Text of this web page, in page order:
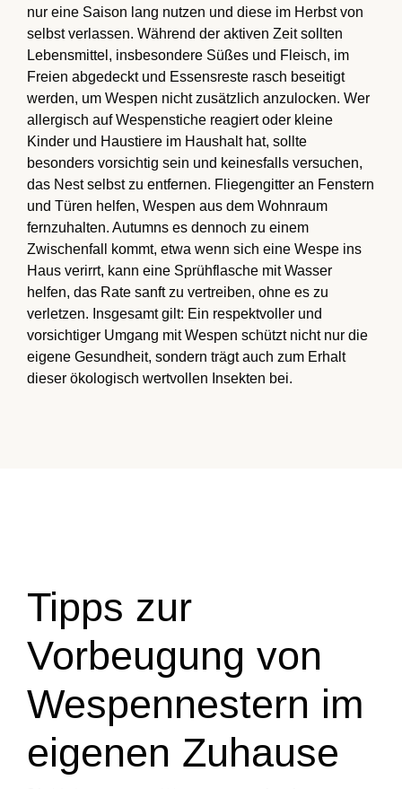
nur eine Saison lang nutzen und diese im Herbst von
selbst verlassen. Während der aktiven Zeit sollten
Lebensmittel, insbesondere Süßes und Fleisch, im
Freien abgedeckt und Essensreste rasch beseitigt
werden, um Wespen nicht zusätzlich anzulocken. Wer
allergisch auf Wespenstiche reagiert oder kleine
Kinder und Haustiere im Haushalt hat, sollte
besonders vorsichtig sein und keinesfalls versuchen,
das Nest selbst zu entfernen. Fliegengitter an Fenstern
und Türen helfen, Wespen aus dem Wohnraum
fernzuhalten. Autumns es dennoch zu einem
Zwischenfall kommt, etwa wenn sich eine Wespe ins
Haus verirrt, kann eine Sprühflasche mit Wasser
helfen, das Rate sanft zu vertreiben, ohne es zu
verletzen. Insgesamt gilt: Ein respektvoller und
vorsichtiger Umgang mit Wespen schützt nicht nur die
eigene Gesundheit, sondern trägt auch zum Erhalt
dieser ökologisch wertvollen Insekten bei.
Tipps zur
Vorbeugung von
Wespennestern im
eigenen Zuhause